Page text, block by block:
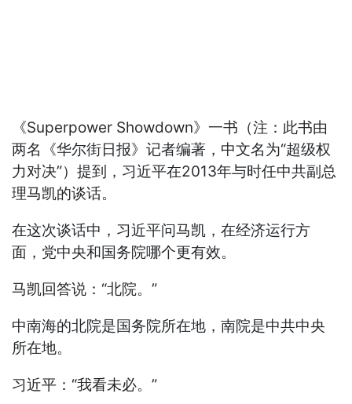
《Superpower Showdown》一书（注：此书由
两名《华尔街日报》记者编著，中文名为“超级权
力对决”）提到，习近平在2013年与时任中共副总
理马凯的谈话。
在这次谈话中，习近平问马凯，在经济运行方
面，党中央和国务院哪个更有效。
马凯回答说：“北院。”
中南海的北院是国务院所在地，南院是中共中央
所在地。
习近平：“我看未必。”